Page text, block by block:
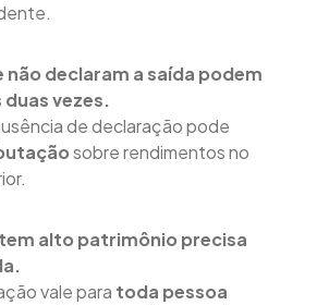
não declaram a saída podem
vezes.
de declaração pode
sobre rendimentos no
alto patrimônio precisa
vale para toda pessoa